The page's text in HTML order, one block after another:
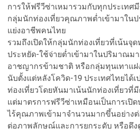
การให้ฟรีวีซ่าเหมารวมกับทุกประเทศ
กลุ่มนักท่องเที่ยวคุณภาพต่ำเข้ามาในป
แย่งอาชีพคนไทย
รวมถึงเปิดให้กลุ่มนักท่องเที่ยวที่เน้นจุ
ประหยัด-ใช้จ่ายต่ำเข้ามาในปริมาณม
อาชญากรข้ามชาติ หรือกลุ่มทุนเทาแฝ
นับตั้งแต่หลังโควิด-19 ประเทศไทยได้
ท่องเที่ยวโดยหันมาเน้นนักท่องเที่ยวที่
แต่มาตรการฟรีวีซ่าเหมือนเป็นการเปิ
ไร้คุณภาพเข้ามาจำนวนมากขึ้นอย่าง
ต่อภาพลักษณ์และการยกระดับ หรือดึง